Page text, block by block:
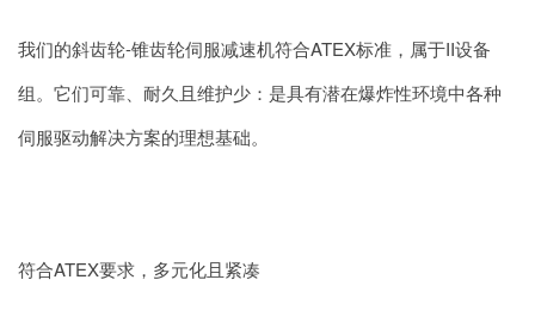
我们的斜齿轮-锥齿轮伺服减速机符合ATEX标准，属于II设备
组。它们可靠、耐久且维护少：是具有潜在爆炸性环境中各种
伺服驱动解决方案的理想基础。
符合ATEX要求，多元化且紧凑